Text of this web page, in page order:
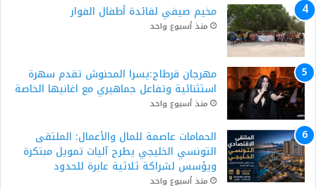
مخيم صيفي لفائدة أطفال الفوار
منذ أسبوع واحد
مهرجان قرطاج:يسرا المحنوش تقدم سهرة
استثنائية وتفاعل جماهيري مع اغانيها الخاصة
منذ أسبوع واحد
الحمامات عاصمة للمال والأعمال: الملتقى
التونسي الخليجي يطرح آليات تمويل مبتكرة
ويؤسس لشراكة ثلاثية عابرة للحدود
منذ أسبوع واحد